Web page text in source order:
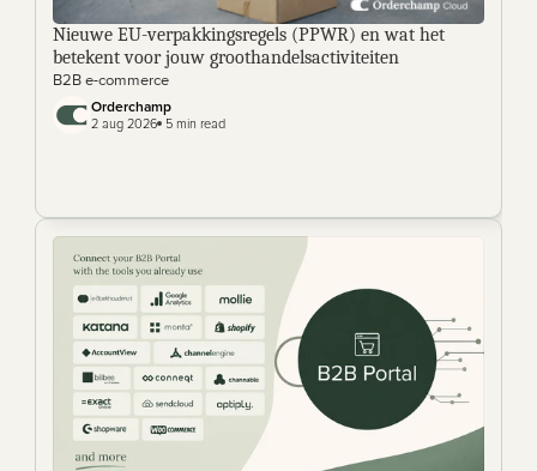
Nieuwe EU-verpakkingsregels (PPWR) en wat het
betekent voor jouw groothandelsactiviteiten
B2B e-commerce
Orderchamp
2 aug 2026 5 min read